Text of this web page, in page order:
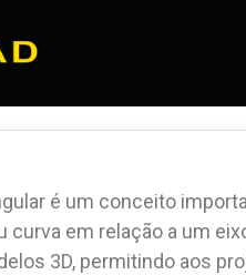
é um conceito
curva em relação a um
3D, permitindo aos